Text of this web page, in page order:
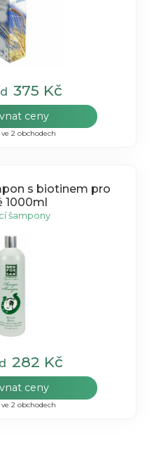
375 Kč
ceny
2 obchodech
s biotinem pro
1000ml
šampony
282 Kč
ceny
2 obchodech